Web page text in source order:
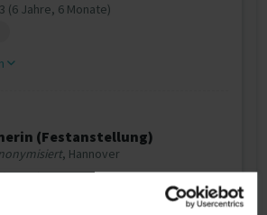
(6 Jahre, 6 Monate)
(Festanstellung)
, Hannover
Jahr)